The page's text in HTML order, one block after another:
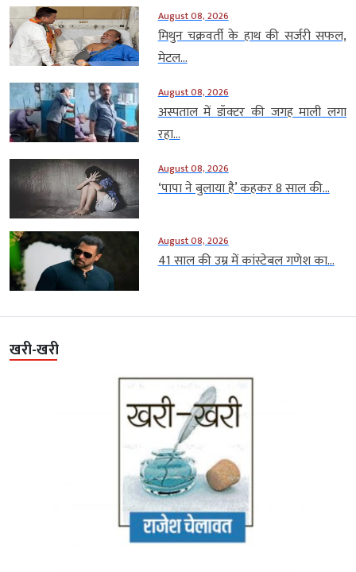
August 08, 2026
मिथुन चक्रवर्ती के हाथ की सर्जरी सफल,
मेटल...
August 08, 2026
अस्पताल में डॉक्टर की जगह माली लगा
रहा...
August 08, 2026
‘पापा ने बुलाया है’ कहकर 8 साल की...
August 08, 2026
41 साल की उम्र में कांस्टेबल गणेश का...
खरी-खरी